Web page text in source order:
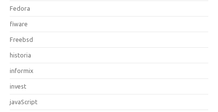
Fedora
fiware
Freebsd
historia
informix
invest
javaScript